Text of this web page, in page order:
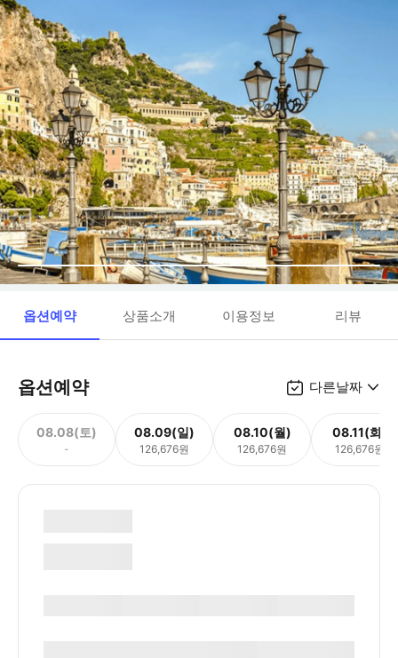
옵션예약 상품소개 이용정보 리뷰
옵션예약 다른날짜
08.08(토)
-
08.09(일)
126,676원
08.10(월)
126,676원
08.11(화)
126,676원